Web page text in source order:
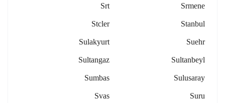
Srmene
Srt
Stanbul
Stcler
Suehr
Sulakyurt
Sultanbeyl
Sultangaz
Sulusaray
Sumbas
Suru
Svas